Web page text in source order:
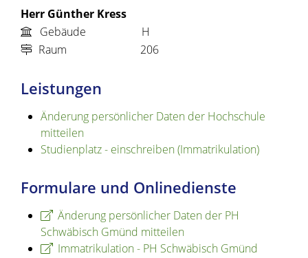
Herr Günther Kress
Gebäude
H
Raum
206
Leistungen
Änderung persönlicher Daten der Hochschule
mitteilen
Studienplatz - einschreiben (Immatrikulation)
Formulare und Onlinedienste
Änderung persönlicher Daten der PH
Schwäbisch Gmünd mitteilen
Immatrikulation - PH Schwäbisch Gmünd